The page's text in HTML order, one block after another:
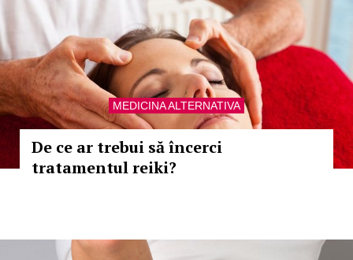
MEDICINA ALTERNATIVA
De ce ar trebui să încerci
tratamentul reiki?